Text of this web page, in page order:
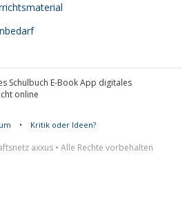
Schulbuch E-Book App digitales
online
• Kritik oder Ideen?
axxus • Alle Rechte vorbehalten